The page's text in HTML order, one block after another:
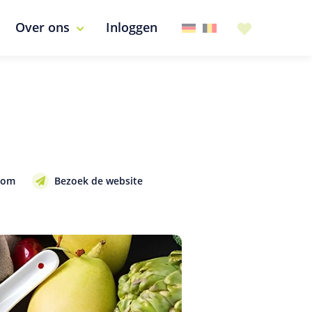
Over ons Inloggen
Bezoek de website